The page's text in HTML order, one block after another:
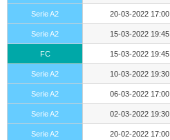
Serie A2 20-03-2022 17:00
Serie A2 15-03-2022 19:45
FC 15-03-2022 19:45
Serie A2 10-03-2022 19:30
Serie A2 06-03-2022 17:00
Serie A2 02-03-2022 19:30
Serie A2 20-02-2022 17:00